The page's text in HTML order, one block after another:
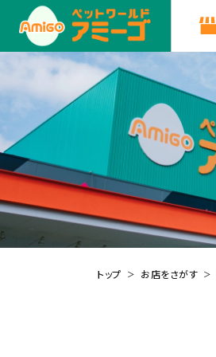
トップ お店をさがす